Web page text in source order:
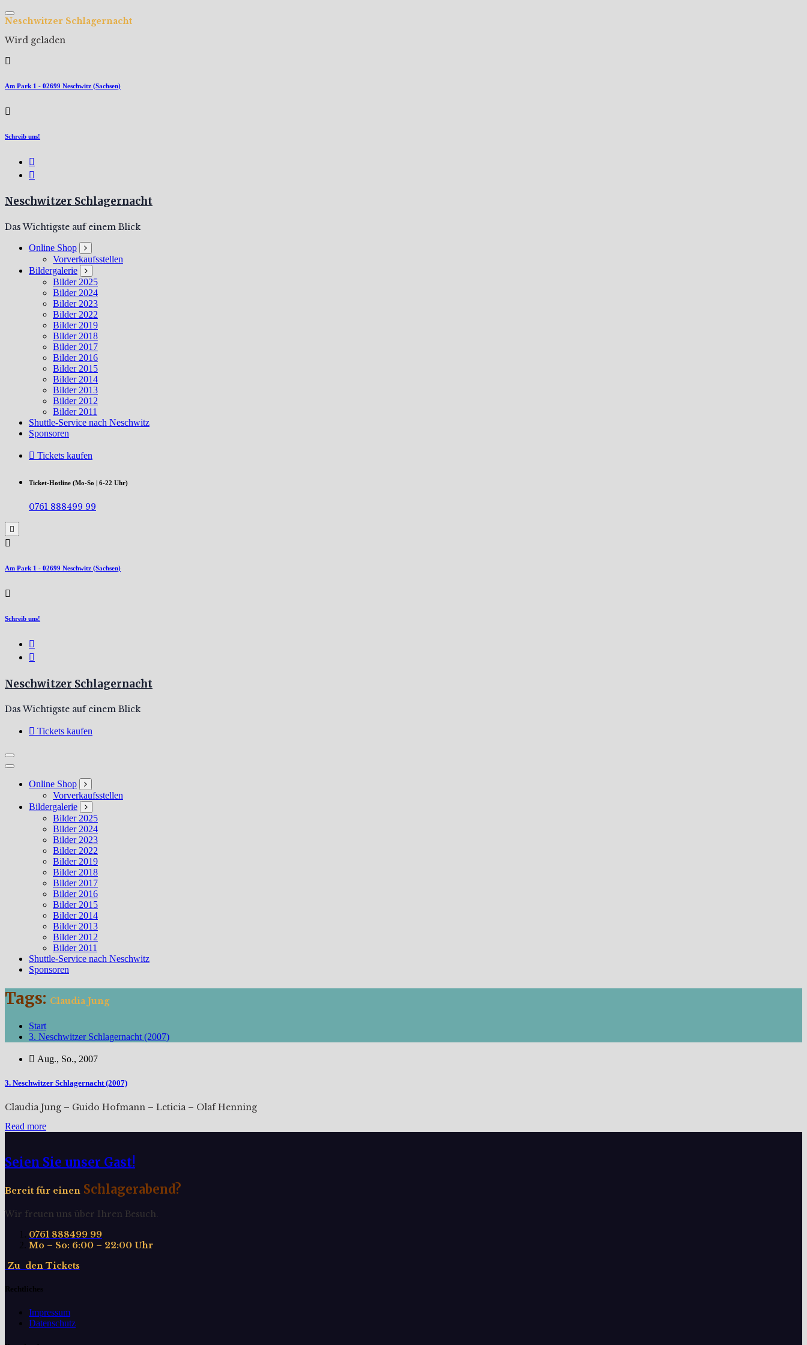
Zum
Inhalt
Neschwitzer Schlagernacht
Wird geladen
Am Park 1 - 02699 Neschwitz (Sachsen)
Schreib uns!
Neschwitzer Schlagernacht
Das Wichtigste auf einem Blick
Online Shop
Vorverkaufsstellen
Bildergalerie
Bilder 2025
Bilder 2024
Bilder 2023
Bilder 2022
Bilder 2019
Bilder 2018
Bilder 2017
Bilder 2016
Bilder 2015
Bilder 2014
Bilder 2013
Bilder 2012
Bilder 2011
Shuttle-Service nach Neschwitz
Sponsoren
Tickets kaufen
Ticket-Hotline (Mo-So | 6-22 Uhr)
0761 888499 99
Am Park 1 - 02699 Neschwitz (Sachsen)
Schreib uns!
Neschwitzer Schlagernacht
Das Wichtigste auf einem Blick
Tickets kaufen
Online Shop
Vorverkaufsstellen
Bildergalerie
Bilder 2025
Bilder 2024
Bilder 2023
Bilder 2022
Bilder 2019
Bilder 2018
Bilder 2017
Bilder 2016
Bilder 2015
Bilder 2014
Bilder 2013
Bilder 2012
Bilder 2011
Shuttle-Service nach Neschwitz
Sponsoren
Tags: Claudia Jung
Start
3. Neschwitzer Schlagernacht (2007)
Aug., So., 2007
3. Neschwitzer Schlagernacht (2007)
Claudia Jung – Guido Hofmann – Leticia – Olaf Henning
Read more
Seien Sie unser Gast!
Bereit für einen Schlagerabend?
Wir freuen uns über Ihren Besuch.
0761 888499 99
Mo – So: 6:00 – 22:00 Uhr
Zu den Tickets
Rechtliches
Impressum
Datenschutz